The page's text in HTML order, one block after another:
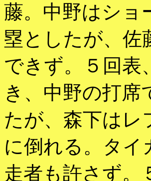
藤。中野はショ
塁としたが、佐
できず。５回表
き、中野の打席
たが、森下はレ
に倒れる。タイ
走者も許さず。